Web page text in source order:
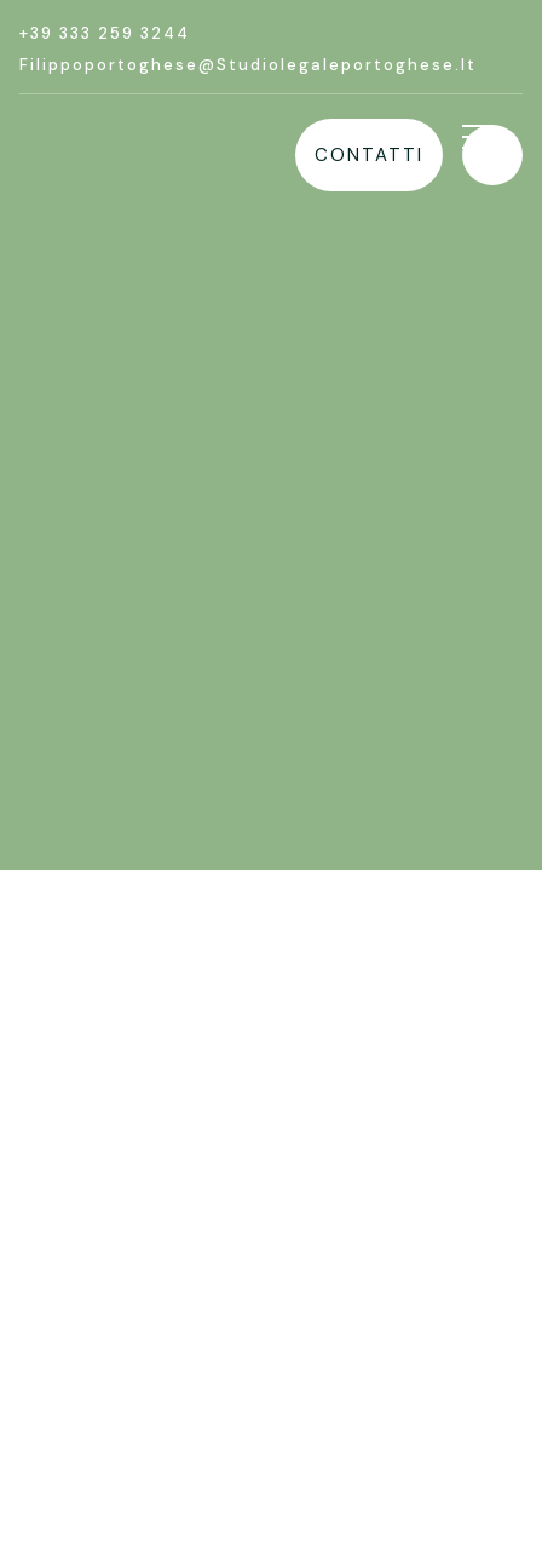
+39 333 259 3244
Filippoportoghese@studiolegaleportoghese.it
CONTATTI